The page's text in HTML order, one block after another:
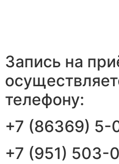
Запись на
телефону:
+7 (86369) 5-
+7 (951) 503-